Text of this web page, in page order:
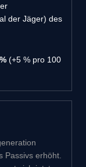
der Jäger) des
(+5 % pro 100
Passivs erhöht.